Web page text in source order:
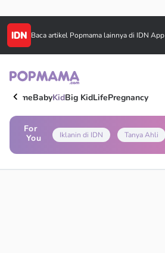
Baca artikel Popmama lainnya di IDN App
HomeBabyKidBig KidLifePregnancy
For
You
Iklanin di IDN Tanya Ahli